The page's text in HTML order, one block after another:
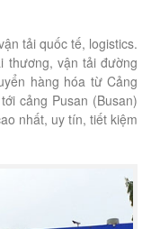
tải quốc tế, logistics.
thương, vận tải đường
hàng hóa từ Cảng
cảng Pusan (Busan)
nhất, uy tín, tiết kiệm